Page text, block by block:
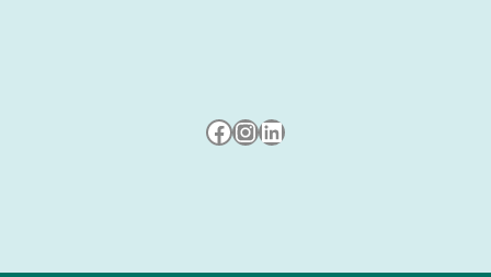
Besuche uns auf Facebook
Besuche uns auf Instagram
LinkedIn